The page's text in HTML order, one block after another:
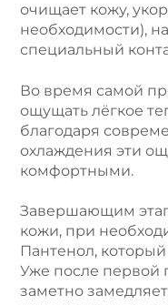
очищает кожу,
необходимости),
специальный
Во время самой
ощущать лёгкое
благодаря
охлаждения эти
комфортными.
Завершающим
кожи, при
Пантенол,
Уже после первой
заметно